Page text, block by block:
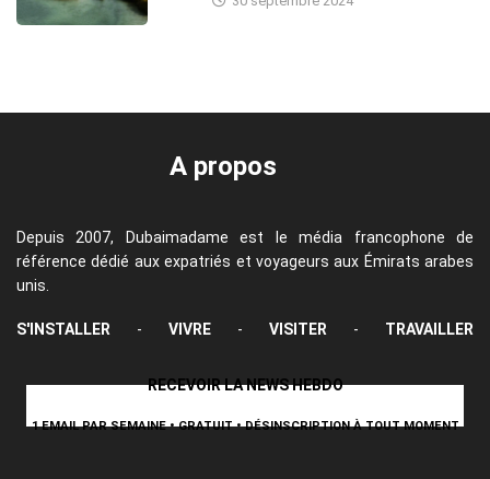
A propos
Depuis 2007, Dubaimadame est le média francophone de
référence dédié aux expatriés et voyageurs aux Émirats arabes
unis.
S'INSTALLER - VIVRE - VISITER - TRAVAILLER
RECEVOIR LA NEWS HEBDO
1 EMAIL PAR SEMAINE • GRATUIT • DÉSINSCRIPTION À TOUT MOMENT